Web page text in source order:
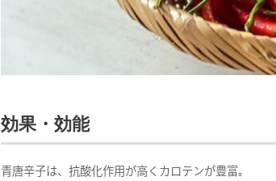
効果・効能
青唐辛子は、抗酸化作用が高くカロテンが豊富｡